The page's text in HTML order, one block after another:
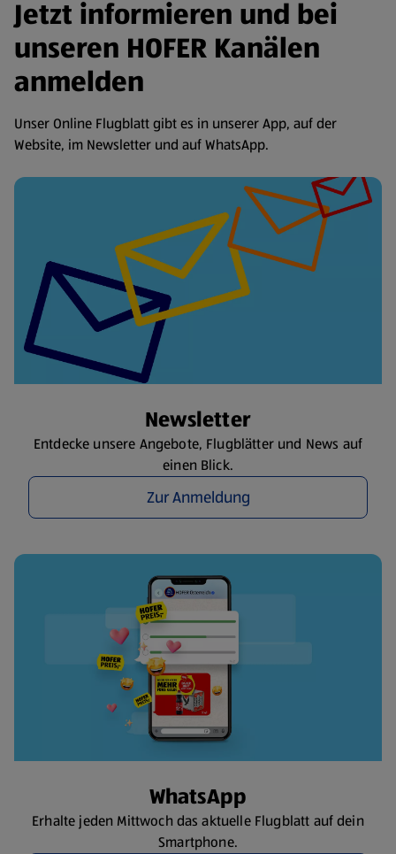
Jetzt informieren und bei
unseren HOFER Kanälen
anmelden
Unser Online Flugblatt gibt es in unserer App, auf der
Website, im Newsletter und auf WhatsApp.
Newsletter
Entdecke unsere Angebote, Flugblätter und News auf
einen Blick.
Zur Anmeldung
WhatsApp
Erhalte jeden Mittwoch das aktuelle Flugblatt auf dein
Smartphone.